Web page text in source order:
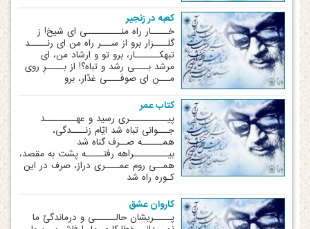
کعبه در زنجیر
خـــــار راه منــــــــــی ای شیخ! ز
گلــــزار برو از ســـر راه من ای رنـــــد
تبهکـــــــار، برو تو و ارشاد من، ای
مرشد بــــی رشد و تباه؟! از بـــــرِ روی
مـــن ای صوفــــی غدّار، برو
کتاب عمر
پیـــــــــــری رسید و عهـــــــــد
جـــوانی تباه شد ایّام زنــــدگی،
همــــــه صــرف گناه شد
بیــــــــــراهه رفتـــــه پشت به مقصد،
همــی روم عمــــری دراز، صرف در این
کـوره راه شد
کاروان عشق
پـــــریشان‏ حالــــــی و درماندگیّ ما